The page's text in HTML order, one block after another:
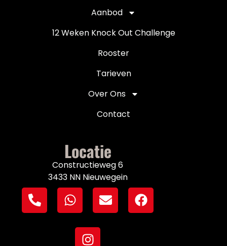
Aanbod
12 Weken Knock Out Challenge
Rooster
Tarieven
Over Ons
Contact
Locatie
Constructieweg 6
3433 NN Nieuwegein